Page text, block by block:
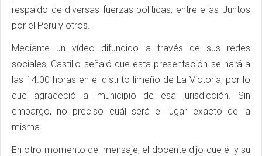
respaldo de diversas fuerzas políticas, entre ellas Juntos
por el Perú y otros.
Mediante un vídeo difundido a través de sus redes
sociales, Castillo señaló que esta presentación se hará a
las 14.00 horas en el distrito limeño de La Victoria, por lo
que agradeció al municipio de esa jurisdicción. Sin
embargo, no precisó cuál será el lugar exacto de la
misma.
En otro momento del mensaje, el docente dijo que él y su